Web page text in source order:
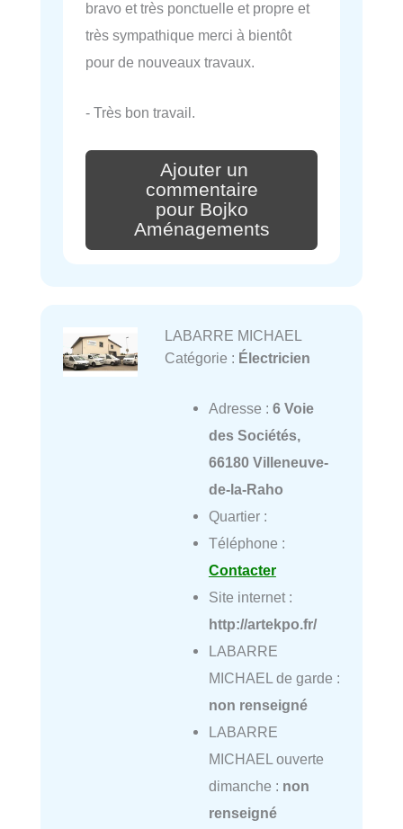
bravo et très ponctuelle et propre et
très sympathique merci à bientôt
pour de nouveaux travaux.
- Très bon travail.
Ajouter un
commentaire
pour Bojko
Aménagements
LABARRE MICHAEL
Catégorie : Électricien
Adresse : 6 Voie
des Sociétés,
66180 Villeneuve-
de-la-Raho
Quartier :
Téléphone :
Contacter
Site internet :
http://artekpo.fr/
LABARRE
MICHAEL de garde :
non renseigné
LABARRE
MICHAEL ouverte
dimanche : non
renseigné